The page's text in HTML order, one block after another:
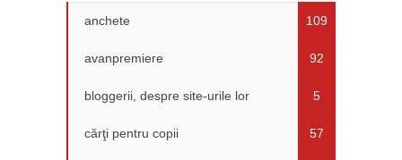
anchete 109
avanpremiere 92
bloggerii, despre site-urile lor 5
cărţi pentru copii 57